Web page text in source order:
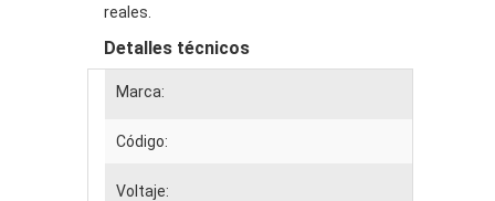
reales.
Detalles técnicos
Marca:
Código:
Voltaje: